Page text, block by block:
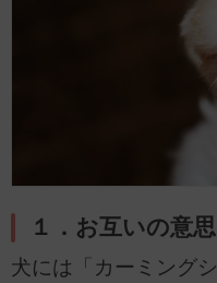
１．お互いの意
犬には「カーミング